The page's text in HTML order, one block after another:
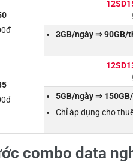
3GB/ngày ⇒ 90GB/
5GB/ngày ⇒
Chỉ áp dụng cho
combo data